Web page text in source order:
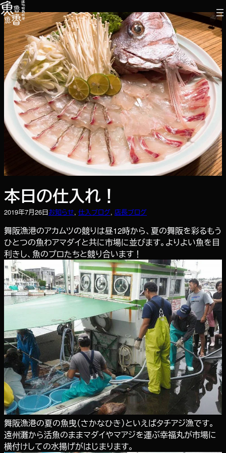
内
容
を
ス
キ
ッ
プ
本日の仕入れ！
2019年7月26日お知らせ, 仕入ブログ, 店長ブログ
舞阪漁港のアカムツの競りは昼12時から、夏の舞阪を彩るもう
ひとつの魚わアマダイと共に市場に並びます。よりよい魚を目
利きし、魚のプロたちと競り合います！
舞阪漁港の夏の魚曳（さかなひき）といえばタチアジ漁です。
遠州灘から活魚のままマダイやマアジを運ぶ幸福丸が市場に
横付けしての水揚げがはじまります。